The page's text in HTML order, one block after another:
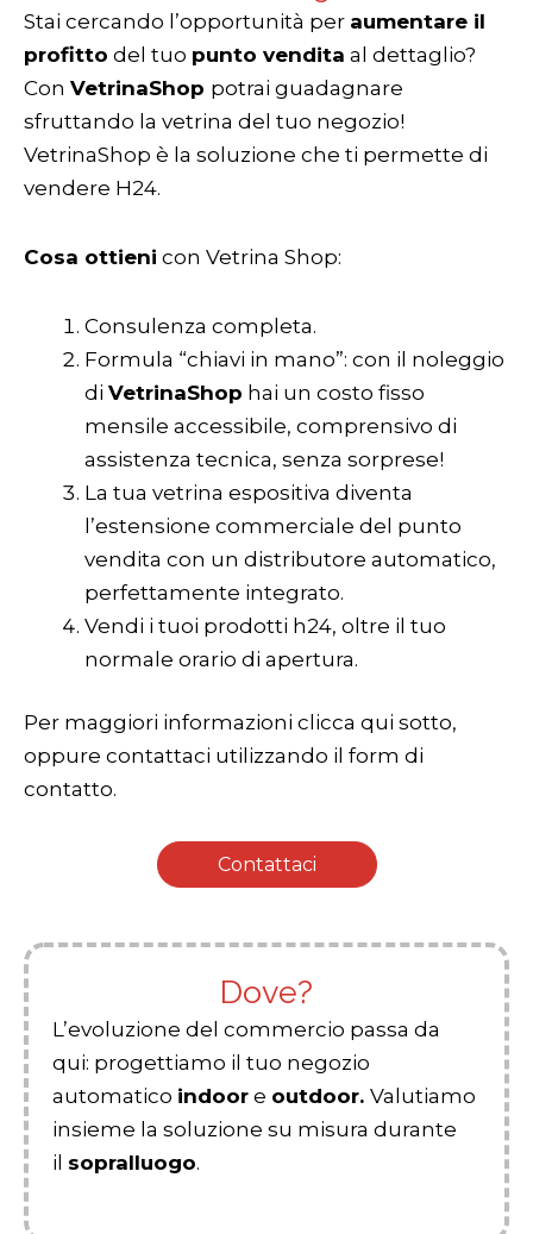
Stai cercando l’opportunità per aumentare il
profitto del tuo punto vendita al dettaglio?
Con VetrinaShop potrai guadagnare
sfruttando la vetrina del tuo negozio!
VetrinaShop è la soluzione che ti permette di
vendere H24.
Cosa ottieni con Vetrina Shop:
Consulenza completa.
Formula “chiavi in mano”: con il noleggio
di VetrinaShop hai un costo fisso
mensile accessibile, comprensivo di
assistenza tecnica, senza sorprese!
La tua vetrina espositiva diventa
l’estensione commerciale del punto
vendita con un distributore automatico,
perfettamente integrato.
Vendi i tuoi prodotti h24, oltre il tuo
normale orario di apertura.
Per maggiori informazioni clicca qui sotto,
oppure contattaci utilizzando il form di
contatto.
Contattaci
Dove?
L’evoluzione del commercio passa da
qui: progettiamo il tuo negozio
automatico indoor e outdoor. Valutiamo
insieme la soluzione su misura durante
il sopralluogo.